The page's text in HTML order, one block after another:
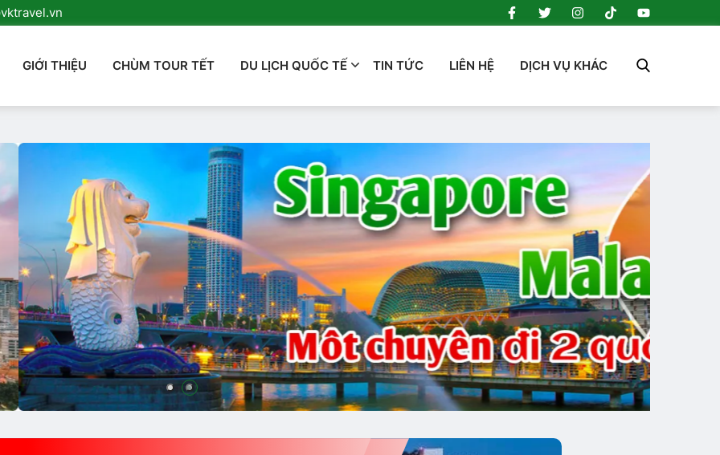
GIỚI THIỆU CHÙM TOUR TẾT DU LỊCH QUỐC TẾ TIN TỨC LIÊN HỆ DỊCH VỤ KHÁC